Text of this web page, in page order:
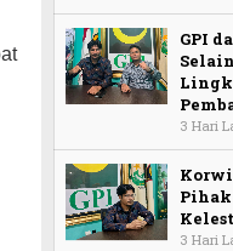
GPI
3 Hari
3 Hari